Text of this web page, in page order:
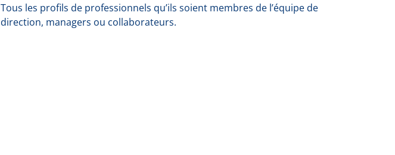
Tous les profils de professionnels qu’ils soient membres de l’équipe de
direction, managers ou collaborateurs.